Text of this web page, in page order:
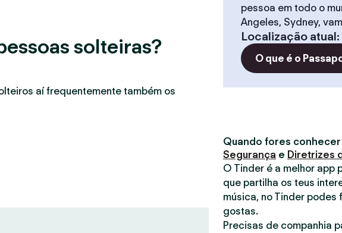
solteiras?
aí frequentemente também os
pessoa em todo o
Angeles, Sydney,
Localização atual:
O que é o
Quando fores
Segurança e Diretrizes
O Tinder é a melhor app
que partilha os teus
música, no Tinder
gostas.
Precisas de companhia